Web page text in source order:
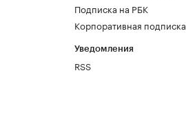
Подписка на РБК
Корпоративная подписка
Уведомления
RSS